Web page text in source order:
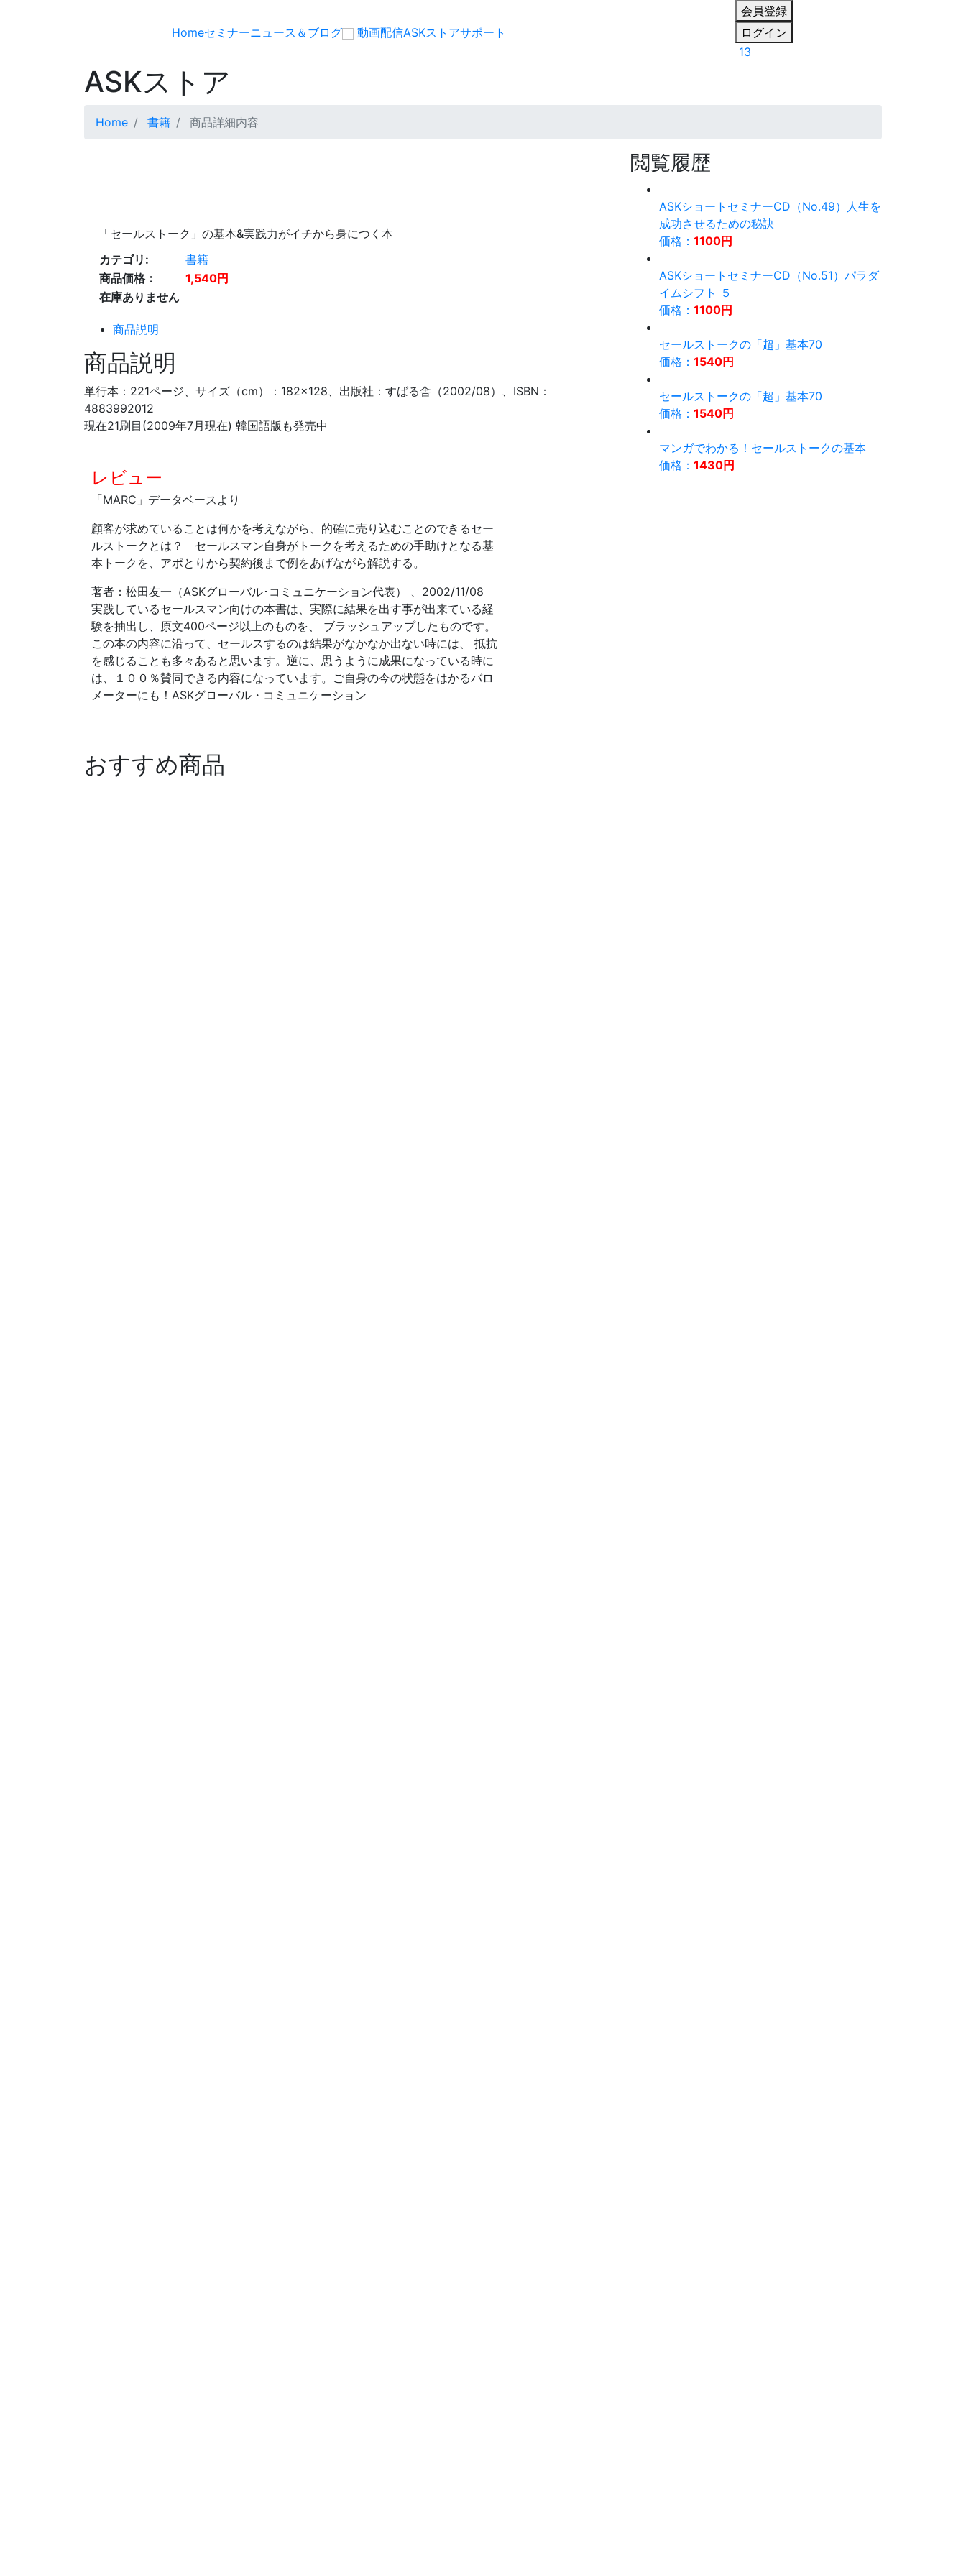
Homeセミナーニュース＆ブログ 動画配信ASKストアサポート
会員登録
ログイン
13
ASKストア
Home 書籍 商品詳細内容
「セールストーク」の基本&実践力がイチから身につく本
カテゴリ:
書籍
商品価格：
1,540円
在庫ありません
商品説明
商品説明
単行本：221ページ、サイズ（cm）：182×128、出版社：すばる舎（2002/08）、ISBN：
4883992012
現在21刷目(2009年7月現在) 韓国語版も発売中
レビュー
「MARC」データベースより
顧客が求めていることは何かを考えながら、的確に売り込むことのできるセー
ルストークとは？ セールスマン自身がトークを考えるための手助けとなる基
本トークを、アポとりから契約後まで例をあげながら解説する。
著者：松田友一（ASKグローバル･コミュニケーション代表） 、2002/11/08
実践しているセールスマン向けの本書は、実際に結果を出す事が出来ている経
験を抽出し、原文400ページ以上のものを、 ブラッシュアップしたものです。
この本の内容に沿って、セールスするのは結果がなかなか出ない時には、 抵抗
を感じることも多々あると思います。逆に、思うように成果になっている時に
は、１００％賛同できる内容になっています。ご自身の今の状態をはかるバロ
メーターにも！ASKグローバル・コミュニケーション
閲覧履歴
ASKショートセミナーCD（No.49）人生を
成功させるための秘訣
価格： 1100円
ASKショートセミナーCD（No.51）パラダ
イムシフト ５
価格： 1100円
セールストークの「超」基本70
価格： 1540円
セールストークの「超」基本70
価格： 1540円
マンガでわかる！セールストークの基本
価格： 1430円
おすすめ商品